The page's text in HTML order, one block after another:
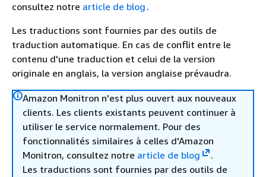
consultez notre article de blog .
Les traductions sont fournies par des outils de
traduction automatique. En cas de conflit entre le
contenu d'une traduction et celui de la version
originale en anglais, la version anglaise prévaudra.
Amazon Monitron n'est plus ouvert aux nouveaux
clients. Les clients existants peuvent continuer à
utiliser le service normalement. Pour des
fonctionnalités similaires à celles d'Amazon
Monitron, consultez notre article de blog
.
Les traductions sont fournies par des outils de